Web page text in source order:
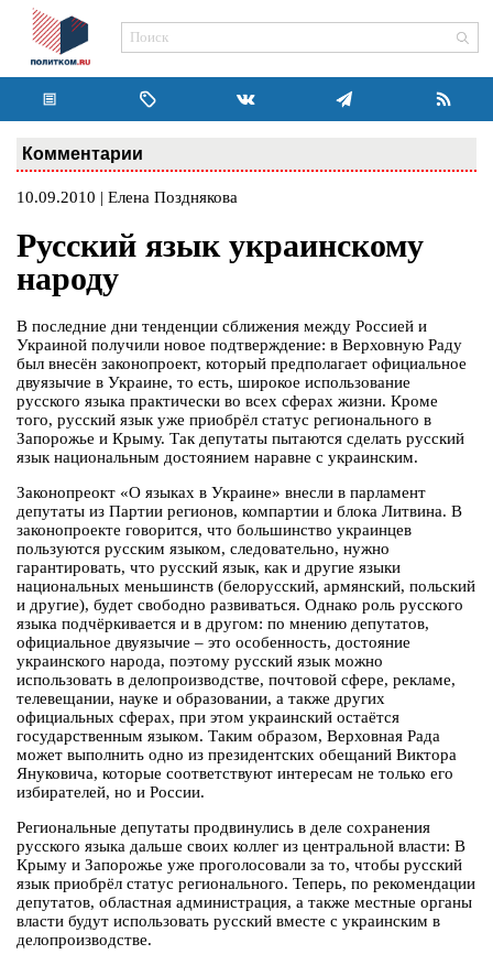
Комментарии
10.09.2010 | Елена Позднякова
Русский язык украинскому
народу
В последние дни тенденции сближения между Россией и
Украиной получили новое подтверждение: в Верховную Раду
был внесён законопроект, который предполагает официальное
двуязычие в Украине, то есть, широкое использование
русского языка практически во всех сферах жизни. Кроме
того, русский язык уже приобрёл статус регионального в
Запорожье и Крыму. Так депутаты пытаются сделать русский
язык национальным достоянием наравне с украинским.
Законопреокт «О языках в Украине» внесли в парламент
депутаты из Партии регионов, компартии и блока Литвина. В
законопроекте говорится, что большинство украинцев
пользуются русским языком, следовательно, нужно
гарантировать, что русский язык, как и другие языки
национальных меньшинств (белорусский, армянский, польский
и другие), будет свободно развиваться. Однако роль русского
языка подчёркивается и в другом: по мнению депутатов,
официальное двуязычие – это особенность, достояние
украинского народа, поэтому русский язык можно
использовать в делопроизводстве, почтовой сфере, рекламе,
телевещании, науке и образовании, а также других
официальных сферах, при этом украинский остаётся
государственным языком. Таким образом, Верховная Рада
может выполнить одно из президентских обещаний Виктора
Януковича, которые соответствуют интересам не только его
избирателей, но и России.
Региональные депутаты продвинулись в деле сохранения
русского языка дальше своих коллег из центральной власти: В
Крыму и Запорожье уже проголосовали за то, чтобы русский
язык приобрёл статус регионального. Теперь, по рекомендации
депутатов, областная администрация, а также местные органы
власти будут использовать русский вместе с украинским в
делопроизводстве.